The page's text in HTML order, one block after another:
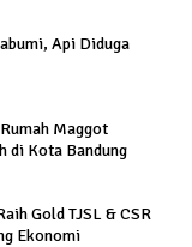
Api Diduga
Maggot
di Kota Bandung
Gold TJSL & CSR
Ekonomi